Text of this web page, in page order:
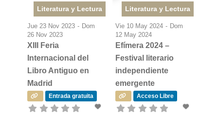
Literatura y Lectura
Jue 23 Nov 2023 - Dom
26 Nov 2023
XIII Feria
Internacional del
Libro Antiguo en
Madrid
Entrada gratuita
Literatura y Lectura
Vie 10 May 2024 - Dom
12 May 2024
Efímera 2024 –
Festival literario
independiente
emergente
Acceso Libre